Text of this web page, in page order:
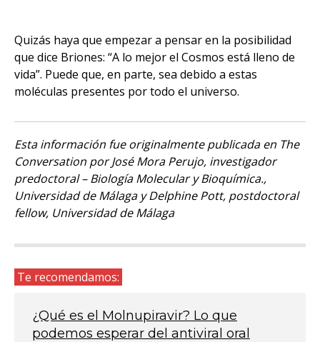
Quizás haya que empezar a pensar en la posibilidad
que dice Briones: “A lo mejor el Cosmos está lleno de
vida”. Puede que, en parte, sea debido a estas
moléculas presentes por todo el universo.
Esta información fue originalmente publicada en The
Conversation por José Mora Perujo, investigador
predoctoral – Biología Molecular y Bioquímica.,
Universidad de Málaga y Delphine Pott, postdoctoral
fellow, Universidad de Málaga
Te recomendamos:
¿Qué es el Molnupiravir? Lo que
podemos esperar del antiviral oral